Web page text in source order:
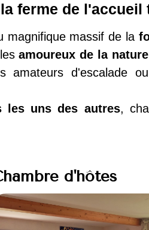
ferme de
massif de la
lesamoureux de la nature
amateurs
les uns des autres,
d'hôtes